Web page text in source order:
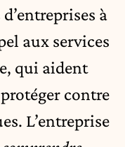
à
aux services
qui aident
contre
L’entreprise